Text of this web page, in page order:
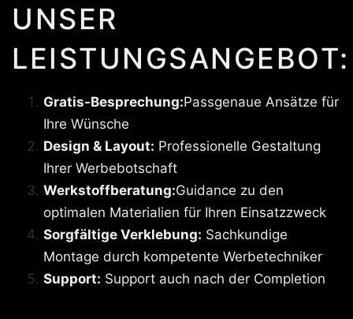
UNSER
LEISTUNGSANGEBOT:
Gratis-Besprechung:Passgenaue Ansätze für
Ihre Wünsche
Design & Layout: Professionelle Gestaltung
Ihrer Werbebotschaft
Werkstoffberatung:Guidance zu den
optimalen Materialien für Ihren Einsatzzweck
Sorgfältige Verklebung: Sachkundige
Montage durch kompetente Werbetechniker
Support: Support auch nach der Completion